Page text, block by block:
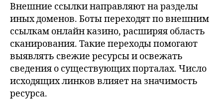
Внешние ссылки направляют на разделы
иных доменов. Боты переходят по внешним
ссылкам онлайн казино, расширяя область
сканирования. Такие переходы помогают
выявлять свежие ресурсы и освежать
сведения о существующих порталах. Число
исходящих линков влияет на значимость
ресурса.